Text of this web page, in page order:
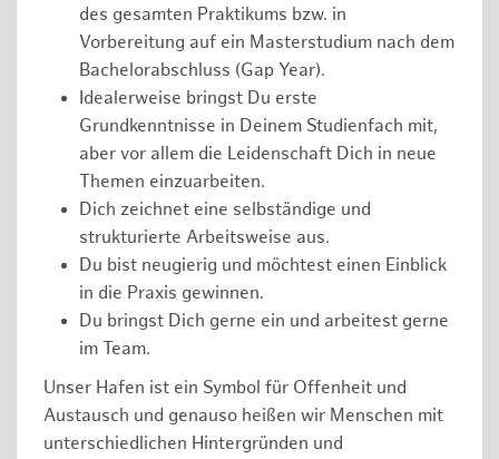
des gesamten Praktikums bzw. in
Vorbereitung auf ein Masterstudium nach dem
Bachelorabschluss (Gap Year).
Idealerweise bringst Du erste
Grundkenntnisse in Deinem Studienfach mit,
aber vor allem die Leidenschaft Dich in neue
Themen einzuarbeiten.
Dich zeichnet eine selbständige und
strukturierte Arbeitsweise aus.
Du bist neugierig und möchtest einen Einblick
in die Praxis gewinnen.
Du bringst Dich gerne ein und arbeitest gerne
im Team.
Unser Hafen ist ein Symbol für Offenheit und
Austausch und genauso heißen wir Menschen mit
unterschiedlichen Hintergründen und